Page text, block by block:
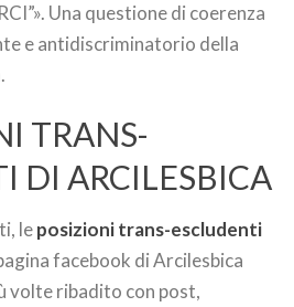
Una questione di coerenza
e antidiscriminatorio della
TRANS-
DI ARCILESBICA
leposizioni trans-escludenti
facebook di Arcilesbica
volte ribadito con post,